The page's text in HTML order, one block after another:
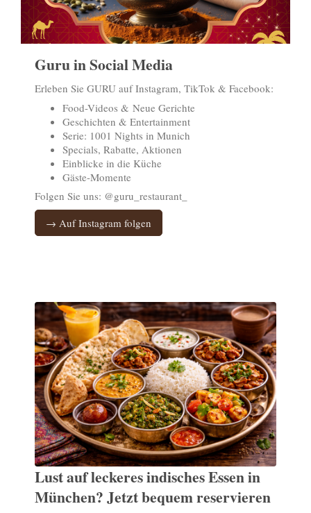
Guru in Social Media
Erleben Sie GURU auf Instagram, TikTok & Facebook:
Food-Videos & Neue Gerichte
Geschichten & Entertainment
Serie: 1001 Nights in Munich
Specials, Rabatte, Aktionen
Einblicke in die Küche
Gäste-Momente
Folgen Sie uns: @guru_restaurant_
→ Auf Instagram folgen
Lust auf leckeres indisches Essen in
München? Jetzt bequem reservieren